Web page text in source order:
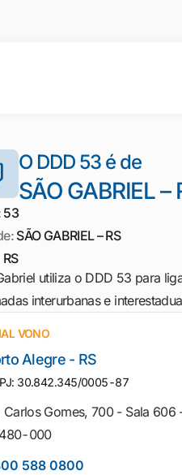
O DDD 53 é de
SÃO GABRIEL –
53
SÃO GABRIEL – RS
RS
utiliza o DDD 53 para
interurbanas e
VONO
Alegre - RS
30.842.345/0005-87
Carlos Gomes, 700 - Sala 606
000
588 0800